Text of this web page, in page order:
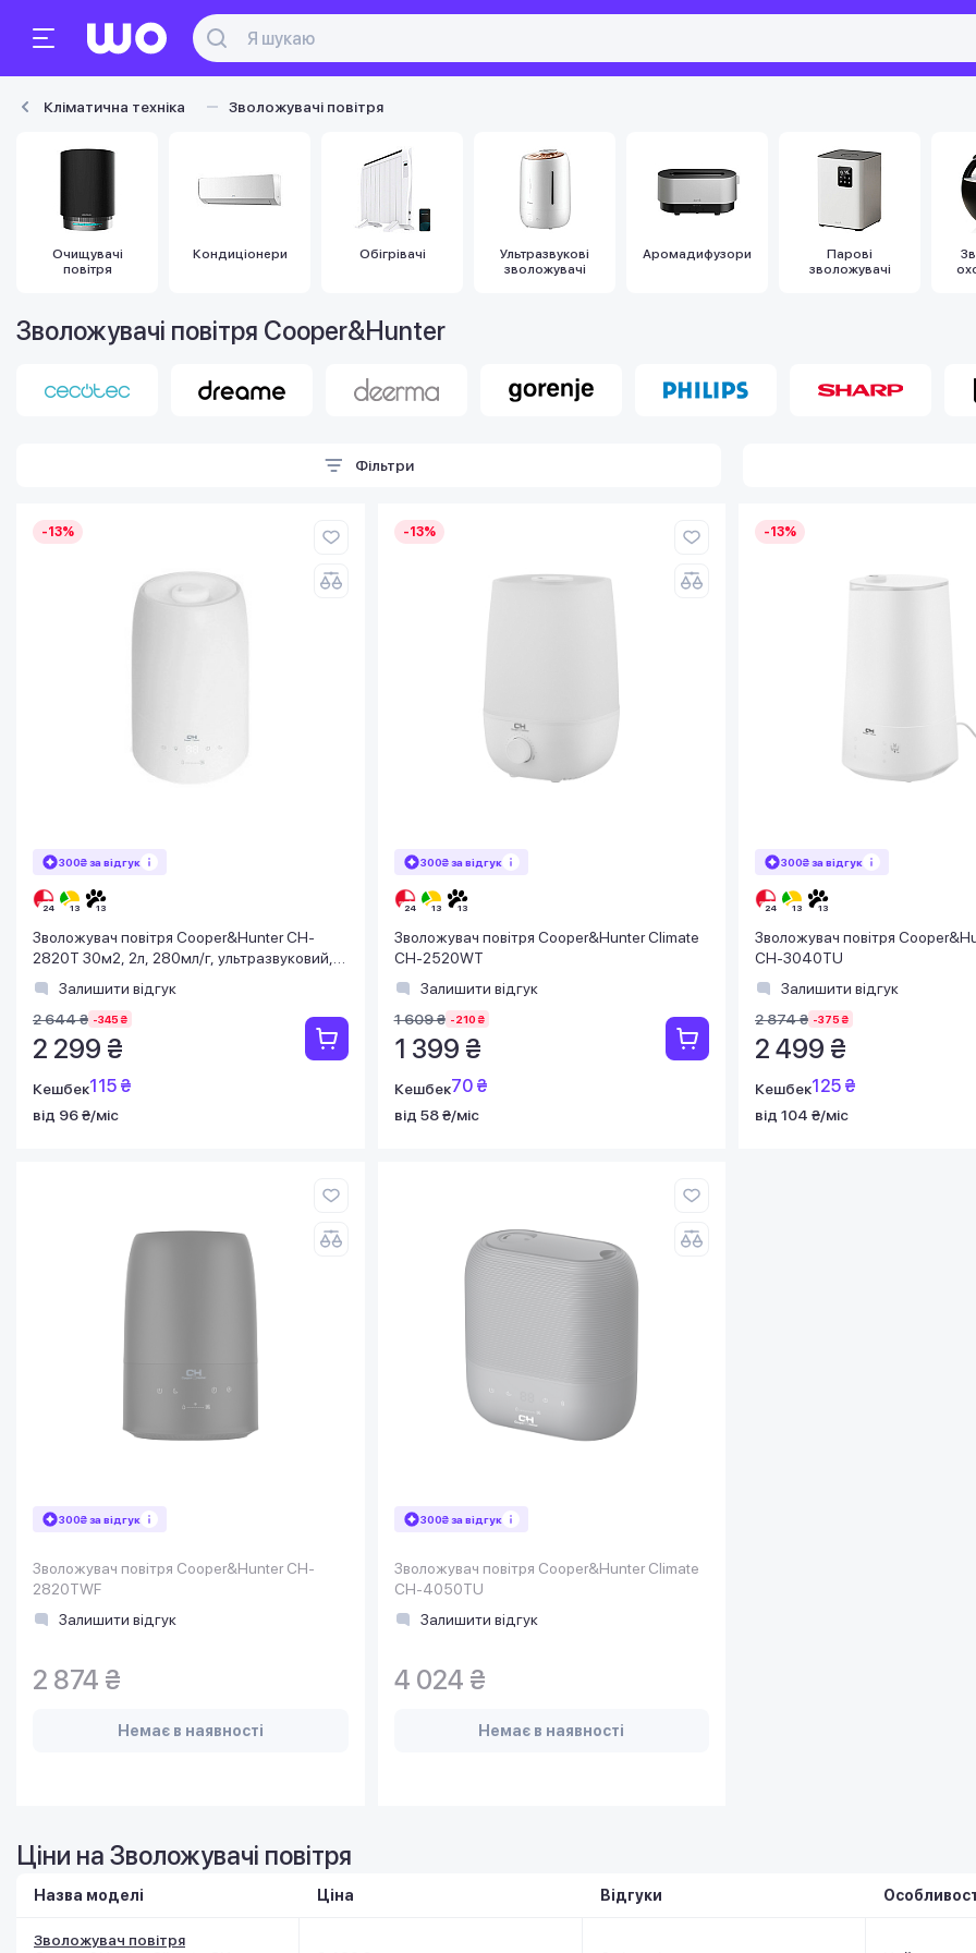
Кліматична техніка Зволожувачі повітря
Очищувачі
повітря
Кондиціонери Обігрівачі
Ультразвукові
зволожувачі
Аромадифузори
Парові
зволожувачі
Зволожувачі повітря Cooper&Hunter
Фільтри
-13%
300₴ за відгук
Зволожувач повітря Cooper&Hunter CH-
2820T 30м2, 2л, 280мл/г, ультразвуковий,
верхня затока, гігроста
Залишити відгук
2 644 ₴ -345 ₴
2 299 ₴
Кешбек115 ₴
від 96 ₴/міс
-13%
300₴ за відгук
Зволожувач повітря Cooper&Hunter Climate
CH-2520WT
Залишити відгук
1 609 ₴ -210 ₴
1 399 ₴
Кешбек70 ₴
від 58 ₴/міс
-13%
300₴ за відгук
Зволожувач повітря
CH-3040TU
Залишити відгук
2 874 ₴ -375 ₴
2 499 ₴
Кешбек125 ₴
від 104 ₴/міс
300₴ за відгук
Зволожувач повітря Cooper&Hunter CH-
2820TWF
Залишити відгук
2 874 ₴
Немає в наявності
300₴ за відгук
Зволожувач повітря Cooper&Hunter Climate
CH-4050TU
Залишити відгук
4 024 ₴
Немає в наявності
Ціни на Зволожувачі повітря
Назва моделі Ціна Відгуки
Зволожувач повітря